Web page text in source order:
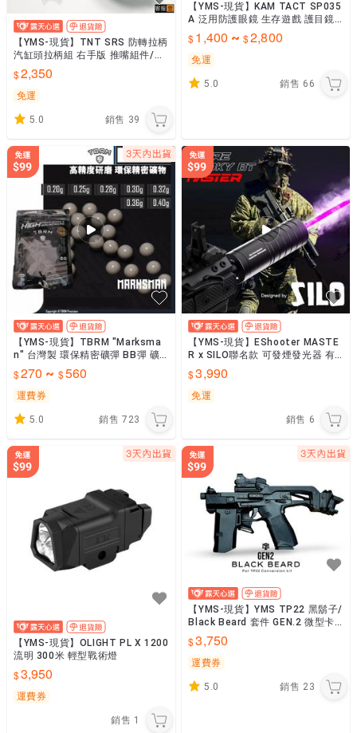
【YMS-現貨】TNT SRS 防轉拉柄
汽缸頭拉柄組 右手版 推嘴組件/解
決HOP皮扭動提升精度
2,350
免運
5.0 銷售 39
【YMS-現貨】KAM TACT SP035
A 泛用防護眼鏡 生存遊戲 護目鏡
抗衝擊 射擊眼鏡
1,400 ~ 2,800
免運
5.0 銷售 66
【YMS-現貨】TBRM "Marksma
n" 台灣製 環保精密礦彈 BB彈 礦
彈 手拉狙/電狙/AEG/GBB/月光
270 ~ 560
運費券
5.0 銷售 723
【YMS-現貨】EShooter MASTE
R x SILO聯名款 可發煙發光器 有
3,990
免運
銷售 6
【YMS-現貨】OLIGHT PL X 1200
流明 300米 輕型戰術燈
3,950
運費券
銷售 1
【YMS-現貨】YMS TP22 黑鬍子/
Black Beard 套件 GEN.2 微型卡
賓/衝鋒套件 bb2
3,750
運費券
5.0 銷售 23